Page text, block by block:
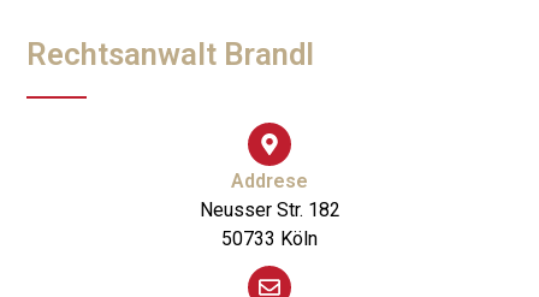
Rechtsanwalt Brandl
Addrese
Neusser Str. 182
50733 Köln